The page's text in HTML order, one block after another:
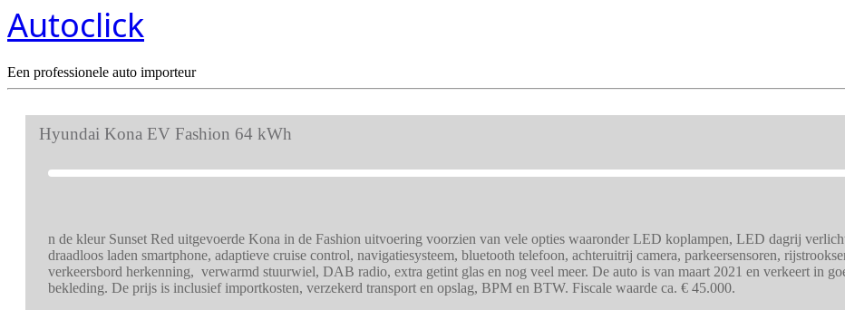
Autoclick
Een professionele auto importeur
Hyundai Kona EV Fashion 64 kWh
n de kleur Sunset Red uitgevoerde Kona in de Fashion uitvoering voorzien van vele opties waaronder LED koplampen, LED dagrij
draadloos laden smartphone, adaptieve cruise control, navigatiesysteem, bluetooth telefoon, achteruitrij camera, parkeersensoren,
verkeersbord herkenning, verwarmd stuurwiel, DAB radio, extra getint glas en nog veel meer. De auto is van maart 2021 en verkeert in
bekleding. De prijs is inclusief importkosten, verzekerd transport en opslag, BPM en BTW. Fiscale waarde ca. € 45.000.